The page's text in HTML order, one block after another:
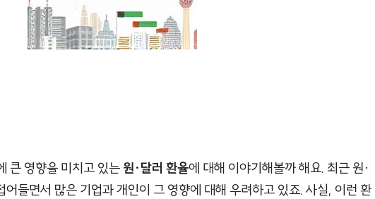
큰 영향을 미치고 있는 원·달러 환율에 대해 이야기해볼까 해요. 최근 원·
들면서 많은 기업과 개인이 그 영향에 대해 우려하고 있죠. 사실, 이런 환